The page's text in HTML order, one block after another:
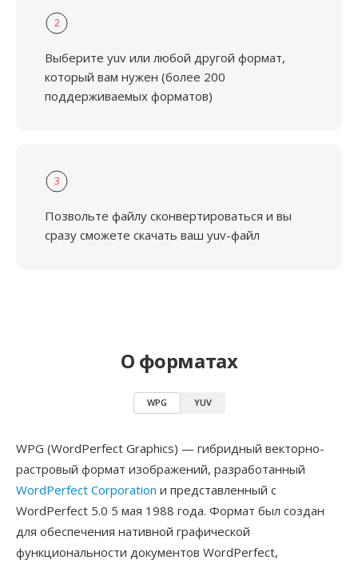
2
Выберите yuv или любой другой формат,
который вам нужен (более 200
поддерживаемых форматов)
3
Позвольте файлу сконвертироваться и вы
сразу сможете скачать ваш yuv-файл
О форматах
WPG YUV
WPG (WordPerfect Graphics) — гибридный векторно-
растровый формат изображений, разработанный
WordPerfect Corporation и представленный с
WordPerfect 5.0 5 мая 1988 года. Формат был создан
для обеспечения нативной графической
функциональности документов WordPerfect,